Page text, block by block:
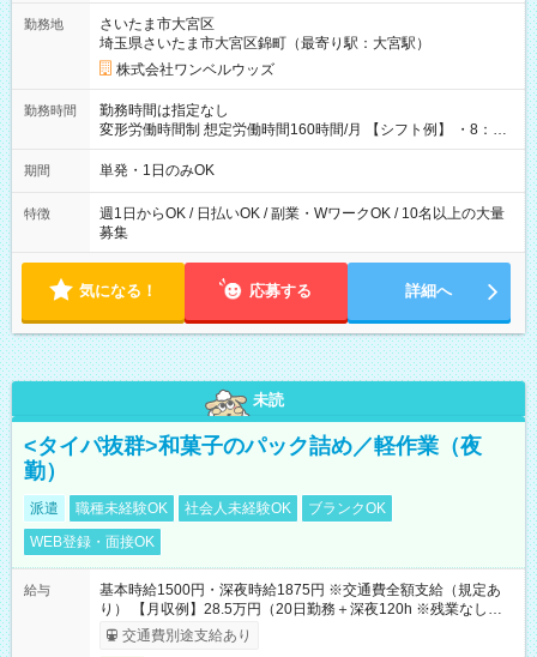
勤務地
さいたま市大宮区
埼玉県さいたま市大宮区錦町（最寄り駅：大宮駅）
株式会社ワンベルウッズ
勤務時間
勤務時間は指定なし
変形労働時間制 想定労働時間160時間/月 【シフト例】 ・8：00
～21：00
期間 単発・1日のみOK
特徴
週1日からOK / 日払いOK / 副業・WワークOK / 10名以上の大量
募集
気になる！ 応募する 詳細へ
未読
<タイパ抜群>和菓子のパック詰め／軽作業（夜
勤）
派遣 職種未経験OK 社会人未経験OK
ブランクOK
WEB登録・面接OK
給与
基本時給1500円・深夜時給1875円 ※交通費全額支給（規定あ
り） 【月収例】28.5万円（20日勤務＋深夜120h ※残業なしの場
合）交通費別途支給あり